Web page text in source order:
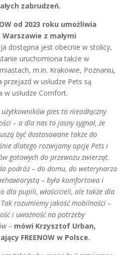
zabrudzeń.
od 2023 roku umożliwia
z małymi
dostępna jest obecnie w stolicy,
uruchomiona także w
m.in. Krakowie, Poznaniu,
przejazd w usłudze Pets są
w usłudze Comfort.
pies to nieodłączny
– a dla nas to jasny sygnał, że
być dostosowane także do
dlatego rozwijamy opcję Pets i
gotowych do przewozu zwierząt.
podróż – do domu, do weterynarza
– była komfortowa i
dla pupili, właścicieli, ale także dla
rozumiemy jakość mobilności –
i uważność na potrzeby
– mówi Krzysztof Urban,
FREENOW w Polsce.